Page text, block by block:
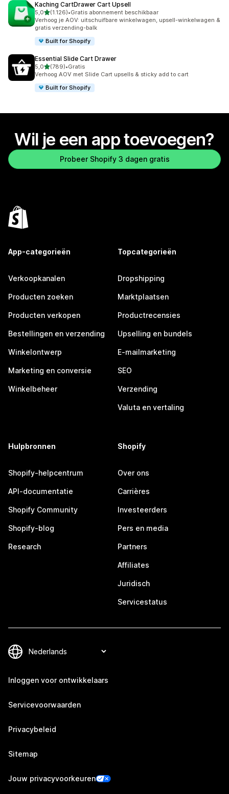
Kaching CartDrawer Cart Upsell
5,0van 5 sterren
(1.126)
1126 recensies in totaal
•Gratis abonnement beschikbaar
Verhoog je AOV: uitschuifbare winkelwagen, upsell-winkelwagen &
gratis verzending-balk
Built for Shopify
Essential Slide Cart Drawer
5,0van 5 sterren
(789)
789 recensies in totaal
•Gratis
Verhoog AOV met Slide Cart upsells & sticky add to cart
Built for Shopify
Wil je een app toevoegen?
Probeer Shopify 3 dagen gratis
App-categorieën
Verkoopkanalen
Producten zoeken
Producten verkopen
Bestellingen en verzending
Winkelontwerp
Marketing en conversie
Winkelbeheer
Topcategorieën
Dropshipping
Marktplaatsen
Productrecensies
Upselling en bundels
E-mailmarketing
SEO
Verzending
Valuta en vertaling
Hulpbronnen
Shopify-helpcentrum
API-documentatie
Shopify Community
Shopify-blog
Research
Shopify
Over ons
Carrières
Investeerders
Pers en media
Partners
Affiliates
Juridisch
Servicestatus
Inloggen voor ontwikkelaars
Servicevoorwaarden
Privacybeleid
Sitemap
Jouw privacyvoorkeuren